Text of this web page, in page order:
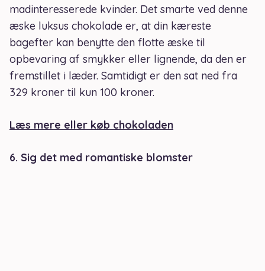
madinteresserede kvinder. Det smarte ved denne
æske luksus chokolade er, at din kæreste
bagefter kan benytte den flotte æske til
opbevaring af smykker eller lignende, da den er
fremstillet i læder. Samtidigt er den sat ned fra
329 kroner til kun 100 kroner.
Læs mere eller køb chokoladen
6. Sig det med romantiske blomster